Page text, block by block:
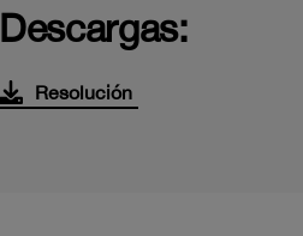
Descargas:
Resolución